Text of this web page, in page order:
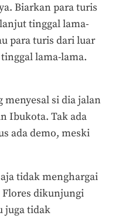
Biarkan para turis
tinggal lama-
para turis dari luar
lama-lama.
menyesal si dia jalan
Ibukota. Tak ada
ada demo, meski
tidak menghargai
Flores dikunjungi
juga tidak